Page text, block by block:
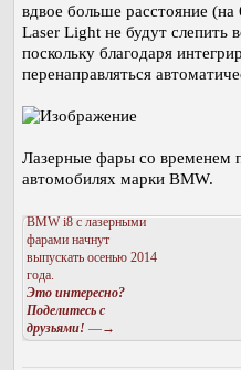
вдвое больше расстояние
Laser Light не будут слепить
поскольку благодаря
перенаправляться
Лазерные фары со временем
автомобилях марки BMW.
BMW i8 с лазерными
фарами начнут
выпускать осенью 2014
года.
Это интересно?
Поделитесь с
друзьями! —→